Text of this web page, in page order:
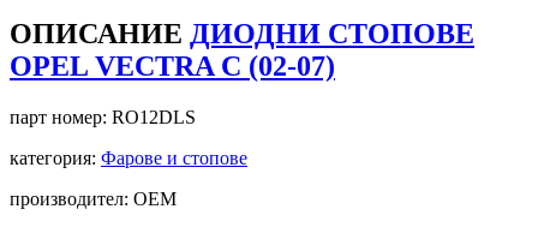
ОПИСАНИЕ ДИОДНИ СТОПОВЕ
OPEL VECTRA C (02-07)
парт номер: RO12DLS
категория: Фарове и стопове
производител: OEM